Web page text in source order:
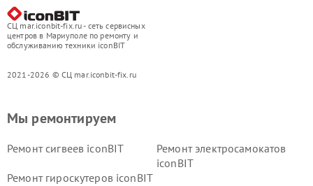
СЦ mar.iconbit-fix.ru - сеть сервисных
центров в Мариуполе по ремонту и
обслуживанию техники iconBIT
2021-2026 © СЦ mar.iconbit-fix.ru
Мы ремонтируем
Ремонт сигвеев iconBIT
Ремонт электросамокатов
iconBIT
Ремонт гироскутеров iconBIT